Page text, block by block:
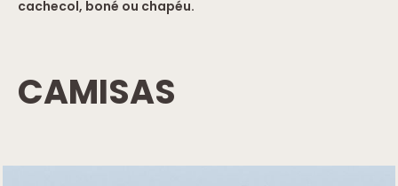
cachecol, boné ou chapéu.
CAMISAS